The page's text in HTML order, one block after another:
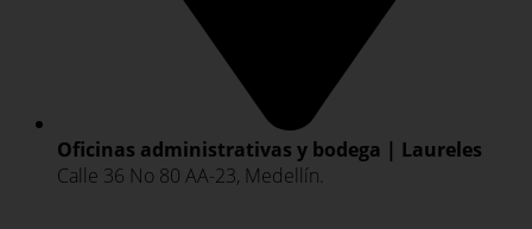
Oficinas administrativas y bodega | Laureles
Calle 36 No 80 AA-23, Medellín.